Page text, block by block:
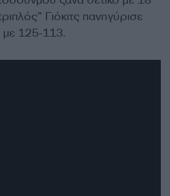
Γιόκιτς πανηγύρισε
με 125-113.